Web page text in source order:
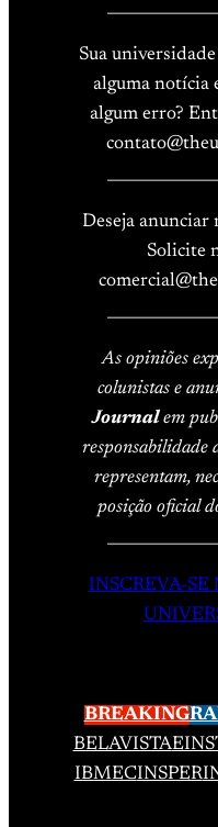
Sua
alguma notícia
algum erro?
Deseja anunciar
Solicite
As opiniões
colunistas e
Journalem
responsabilidade
representam,
posição oficial
INSCREVA-SE
BREAKING
BELAVISTA
IBMECINSPER